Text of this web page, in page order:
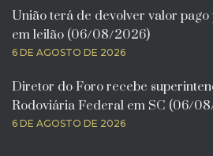
União terá de devolver valor
em leilão (06/08/2026)
6 DE AGOSTO DE 2026
Diretor do Foro recebe
Rodoviária Federal em SC (06/
6 DE AGOSTO DE 2026